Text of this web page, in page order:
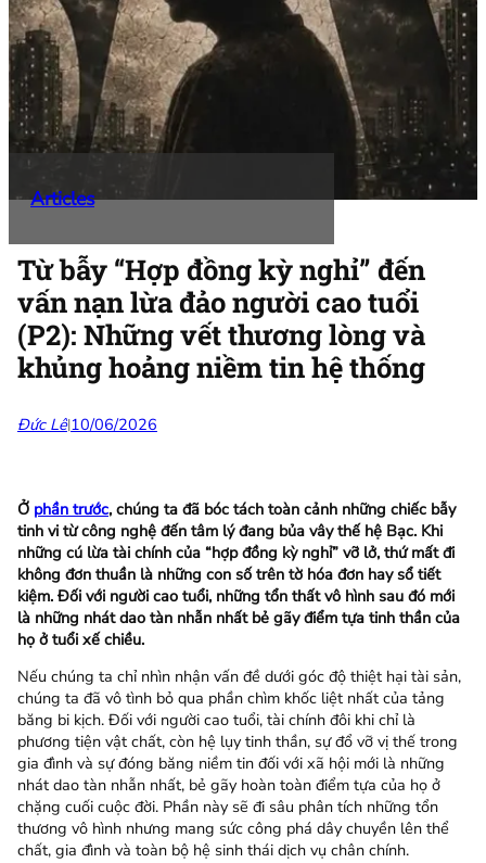
Articles
Từ bẫy “Hợp đồng kỳ nghỉ” đến
vấn nạn lừa đảo người cao tuổi
(P2): Những vết thương lòng và
khủng hoảng niềm tin hệ thống
Đức Lê|10/06/2026
Ở phần trước, chúng ta đã bóc tách toàn cảnh những chiếc bẫy
tinh vi từ công nghệ đến tâm lý đang bủa vây thế hệ Bạc. Khi
những cú lừa tài chính của “hợp đồng kỳ nghỉ” vỡ lở, thứ mất đi
không đơn thuần là những con số trên tờ hóa đơn hay sổ tiết
kiệm. Đối với người cao tuổi, những tổn thất vô hình sau đó mới
là những nhát dao tàn nhẫn nhất bẻ gãy điểm tựa tinh thần của
họ ở tuổi xế chiều.
Nếu chúng ta chỉ nhìn nhận vấn đề dưới góc độ thiệt hại tài sản,
chúng ta đã vô tình bỏ qua phần chìm khốc liệt nhất của tảng
băng bi kịch. Đối với người cao tuổi, tài chính đôi khi chỉ là
phương tiện vật chất, còn hệ lụy tinh thần, sự đổ vỡ vị thế trong
gia đình và sự đóng băng niềm tin đối với xã hội mới là những
nhát dao tàn nhẫn nhất, bẻ gãy hoàn toàn điểm tựa của họ ở
chặng cuối cuộc đời. Phần này sẽ đi sâu phân tích những tổn
thương vô hình nhưng mang sức công phá dây chuyền lên thể
chất, gia đình và toàn bộ hệ sinh thái dịch vụ chân chính.